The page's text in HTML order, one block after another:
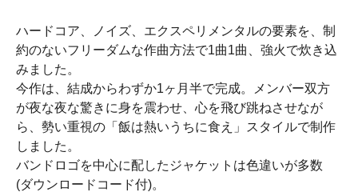
ハードコア、ノイズ、エクスペリメンタルの要素を、制
約のないフリーダムな作曲方法で1曲1曲、強火で炊き込
みました。
今作は、結成からわずか1ヶ月半で完成。メンバー双方
が夜な夜な驚きに身を震わせ、心を飛び跳ねさせなが
ら、勢い重視の「飯は熱いうちに食え」スタイルで制作
しました。
バンドロゴを中心に配したジャケットは色違いが多数
(ダウンロードコード付)。